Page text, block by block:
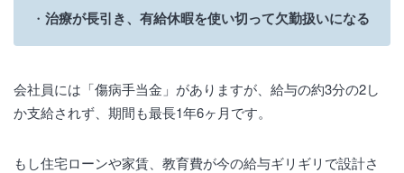
治療が長引き、有給休暇を使い切って欠勤扱いになる
会社員には「傷病手当金」がありますが、給与の約3分の2し
か支給されず、期間も最長1年6ヶ月です。
もし住宅ローンや家賃、教育費が今の給与ギリギリで設計さ